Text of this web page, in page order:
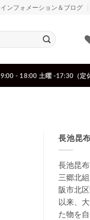
インフォメーション＆ブログ
- 18:00 土曜 -17:30（定
長池昆
長池昆
三郷北
阪市北
以来、
た物を